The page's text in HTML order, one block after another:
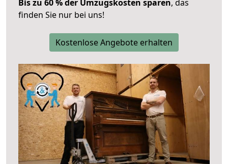
Bis zu 60 % der Umzugskosten sparen, das
finden Sie nur bei uns!
Kostenlose Angebote erhalten